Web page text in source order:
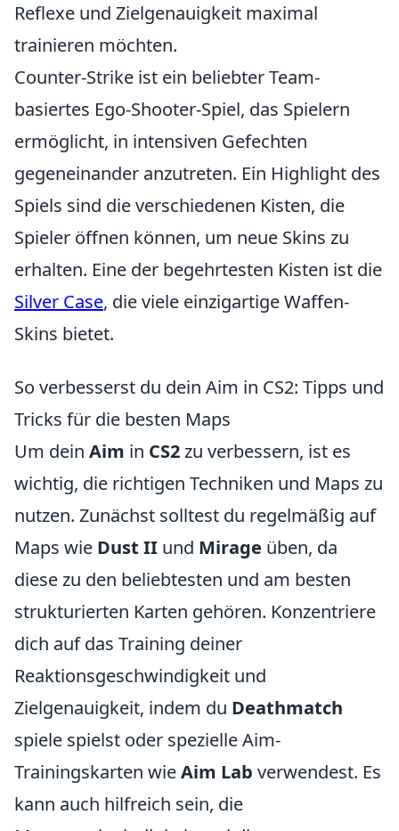
Reflexe und Zielgenauigkeit maximal
trainieren möchten.
Counter-Strike ist ein beliebter Team-
basiertes Ego-Shooter-Spiel, das Spielern
ermöglicht, in intensiven Gefechten
gegeneinander anzutreten. Ein Highlight des
Spiels sind die verschiedenen Kisten, die
Spieler öffnen können, um neue Skins zu
erhalten. Eine der begehrtesten Kisten ist die
Silver Case, die viele einzigartige Waffen-
Skins bietet.
So verbesserst du dein Aim in CS2: Tipps und
Tricks für die besten Maps
Um dein Aim in CS2zu verbessern, ist es
wichtig, die richtigen Techniken und Maps zu
nutzen. Zunächst solltest du regelmäßig auf
Maps wie Dust II und Mirage üben, da
diese zu den beliebtesten und am besten
strukturierten Karten gehören. Konzentriere
dich auf das Training deiner
Reaktionsgeschwindigkeit und
Zielgenauigkeit, indem du Deathmatch
spiele spielst oder spezielle Aim-
Trainingskarten wieAim Lab verwendest. Es
kann auch hilfreich sein, die